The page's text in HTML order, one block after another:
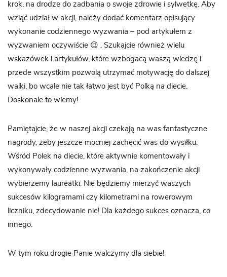
krok, na drodze do zadbania o swoje zdrowie i sylwetkę. Aby
wziąć udział w akcji, należy dodać komentarz opisujący
wykonanie codziennego wyzwania – pod artykułem z
wyzwaniem oczywiście 😉 . Szukajcie również wielu
wskazówek i artykułów, które wzbogacą waszą wiedzę i
przede wszystkim pozwolą utrzymać motywację do dalszej
walki, bo wcale nie tak łatwo jest być Polką na diecie.
Doskonale to wiemy!
Pamiętajcie, że w naszej akcji czekają na was fantastyczne
nagrody, żeby jeszcze mocniej zachęcić was do wysiłku.
Wśród Polek na diecie, które aktywnie komentowały i
wykonywały codzienne wyzwania, na zakończenie akcji
wybierzemy laureatki. Nie będziemy mierzyć waszych
sukcesów kilogramami czy kilometrami na rowerowym
liczniku, zdecydowanie nie! Dla każdego sukces oznacza, co
innego.
W tym roku drogie Panie walczymy dla siebie!